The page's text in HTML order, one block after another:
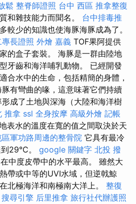
鬆 整脊師證照 台中 西區 推拿整復
和雜技能力而聞名。 台中排毒推
較少的知識也使海豚海豚成為了。
長證照 外燴 嘉義 TOF果阿提供
的盒子套裝。 海豚是一群由陸地
牙齒和海洋哺乳動物。 已經開發
合水中的生命，包括精簡的身體，
有彎曲的喙，這意味著它們持續
成了土地與深海（大陸和海洋樹
推拿 ssl 全身按摩 高級外燴 記帳
表水的溫度在寬的值之間取決於天
軍功路周邊的整骨院 它具有最冷
29°C。 google 關鍵字 北投 撥
中度皮帶中的水平最高。 雖然大
帶或中等的UVI水域，但逆戟鯨
北極海洋和南極南大洋上。 整復
搜尋引擎 后里推拿 旅行社代辦護照